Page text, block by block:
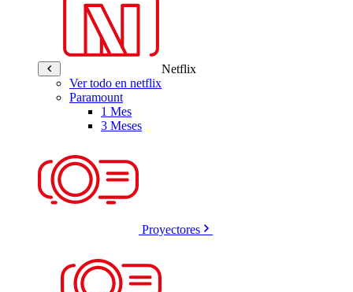
Netflix
Ver todo en netflix
Paramount
1 Mes
3 Meses
Proyectores